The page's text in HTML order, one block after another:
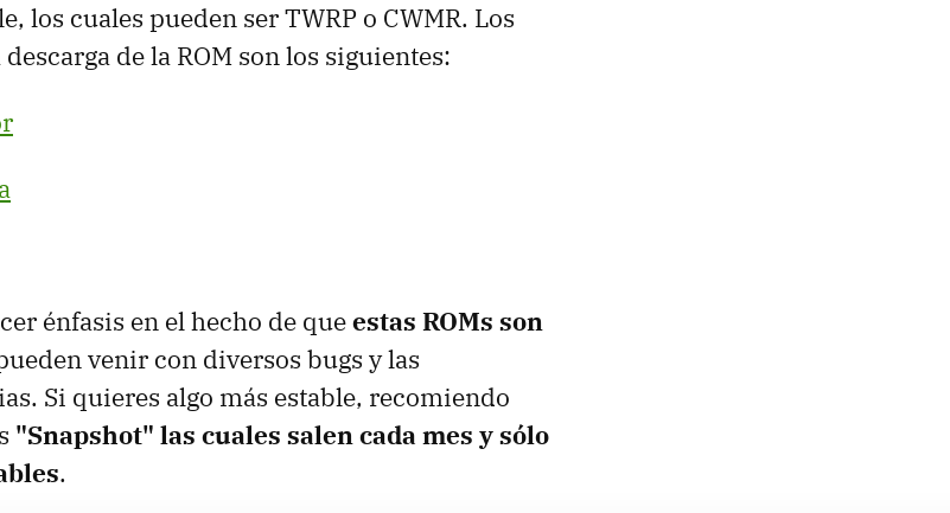
los cuales pueden ser TWRP o CWMR. Los
de la ROM son los siguientes:
énfasis en el hecho de queestas ROMs son
venir con diversos bugs y las
Si quieres algo más estable, recomiendo
"Snapshot" las cuales salen cada mes y sólo
.